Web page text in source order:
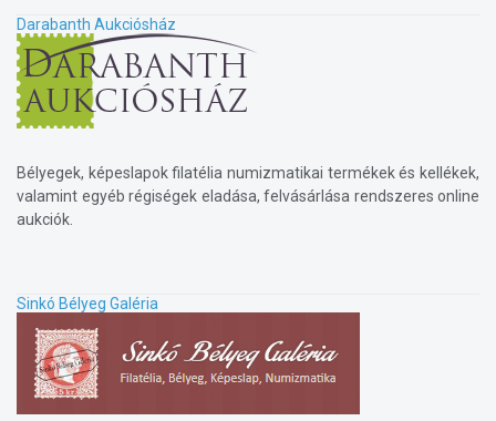
Darabanth Aukciósház
Bélyegek, képeslapok filatélia numizmatikai termékek és kellékek,
valamint egyéb régiségek eladása, felvásárlása rendszeres online
aukciók.
Sinkó Bélyeg Galéria